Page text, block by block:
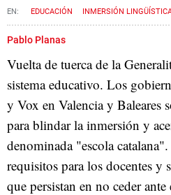
EDUCACIÓN INMERSIÓN
CONSEJERÍA DE ENSEÑANZA
Pablo Planas
Vuelta de tuerca de la
sistema educativo. Los
y Vox en Valencia y Baleares
para blindar la inmersión y
denominada "escola
requisitos para los docentes y
que persistan en no ceder